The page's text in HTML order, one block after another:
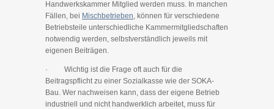
Handwerkskammer Mitglied werden muss. In manchen
Fällen, bei Mischbetrieben, können für verschiedene
Betriebsteile unterschiedliche Kammermitgliedschaften
notwendig werden, selbstverständlich jeweils mit
eigenen Beiträgen.
· Wichtig ist die Frage oft auch für die
Beitragspflicht zu einer Sozialkasse wie der SOKA-
Bau. Wer nachweisen kann, dass der eigene Betrieb
industriell und nicht handwerklich arbeitet, muss für